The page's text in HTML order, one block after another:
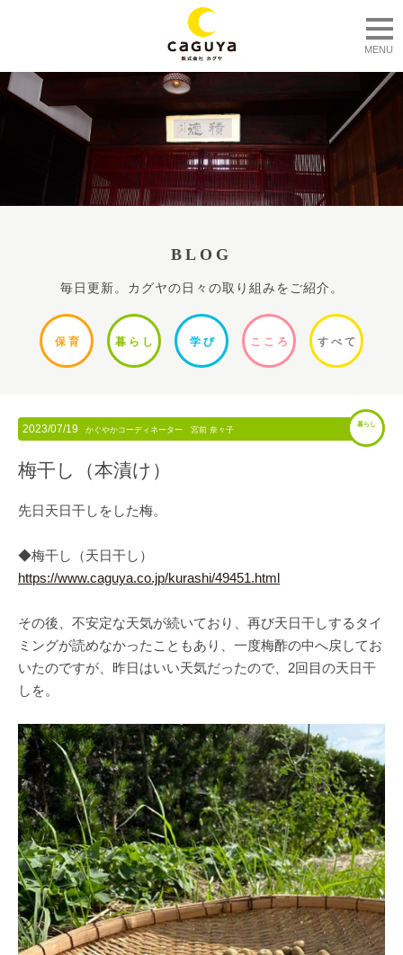
MENU
BLOG
毎日更新。カグヤの日々の取り組みをご紹介。
保 育 暮ら し 学 び ここ ろ すべて
2023/07/19 かぐやかコーディネーター 宮前 奈々子
暮らし
梅干し（本漬け）
先日天日干しをした梅。
◆梅干し（天日干し）
https://www.caguya.co.jp/kurashi/49451.html
その後、不安定な天気が続いており、再び天日干しするタイ
ミングが読めなかったこともあり、一度梅酢の中へ戻してお
いたのですが、昨日はいい天気だったので、2回目の天日干
しを。